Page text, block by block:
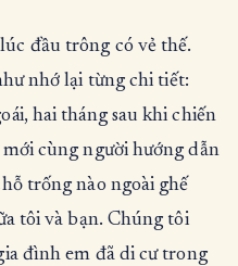
đầu trông có vẻ thế.
nhớ lại từng chi tiết:
hai tháng sau khi chiến
cùng người hướng dẫn
trống nào ngoài ghế
tôi và bạn. Chúng tôi
đình em đã di cư trong